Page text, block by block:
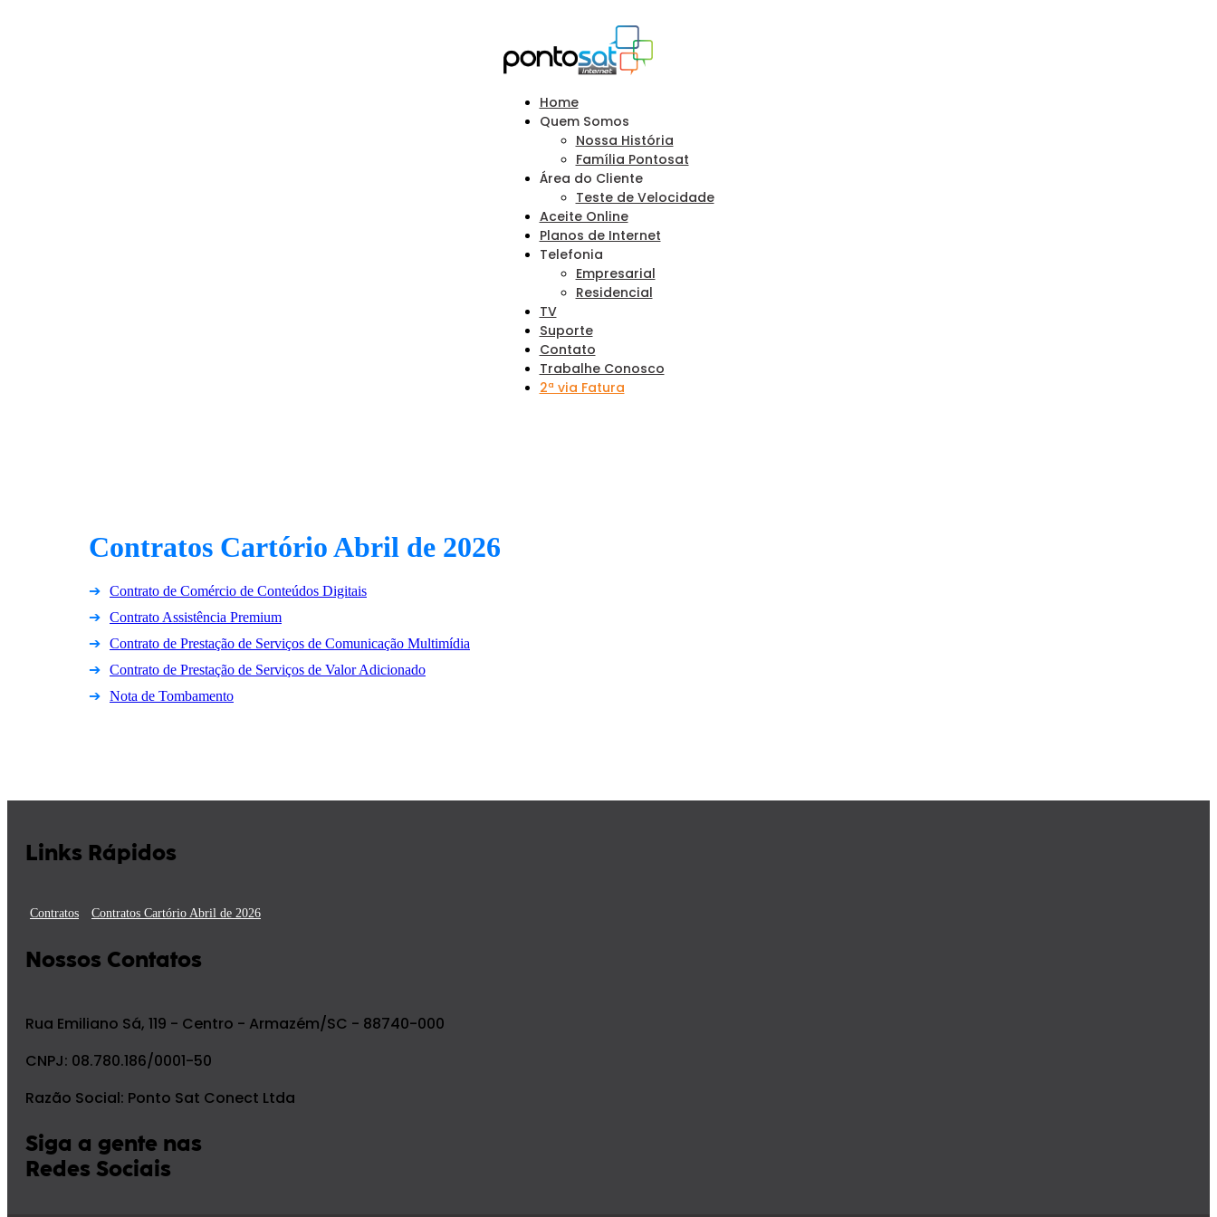
Home
Quem Somos
Nossa História
Família Pontosat
Área do Cliente
Teste de Velocidade
Aceite Online
Planos de Internet
Telefonia
Empresarial
Residencial
TV
Suporte
Contato
Trabalhe Conosco
2ª via Fatura
Contratos Cartório Abril de 2026
Contrato de Comércio de Conteúdos Digitais
Contrato Assistência Premium
Contrato de Prestação de Serviços de Comunicação Multimídia
Contrato de Prestação de Serviços de Valor Adicionado
Nota de Tombamento
Links Rápidos
Contratos Contratos Cartório Abril de 2026
Nossos Contatos
Rua Emiliano Sá, 119 - Centro - Armazém/SC - 88740-000
CNPJ: 08.780.186/0001-50
Razão Social: Ponto Sat Conect Ltda
Siga a gente nas
Redes Sociais